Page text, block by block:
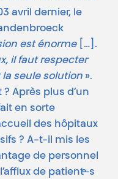
avril dernier, le
est énorme[…].
il faut respecter
la seule solution ».
Après plus d’un
en sorte
des hôpitaux
? A-t-il mis les
de personnel
de patient·e·s